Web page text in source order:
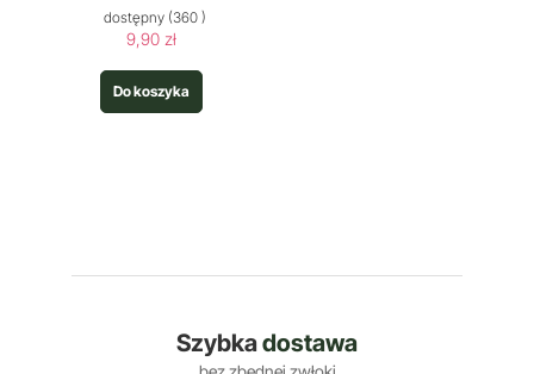
dostępny(360 )
9,90 zł
Do koszyka
Szybkadostawa